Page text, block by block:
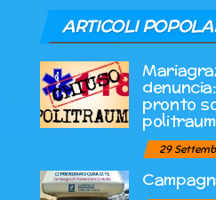
ARTICOLI
pronto
29